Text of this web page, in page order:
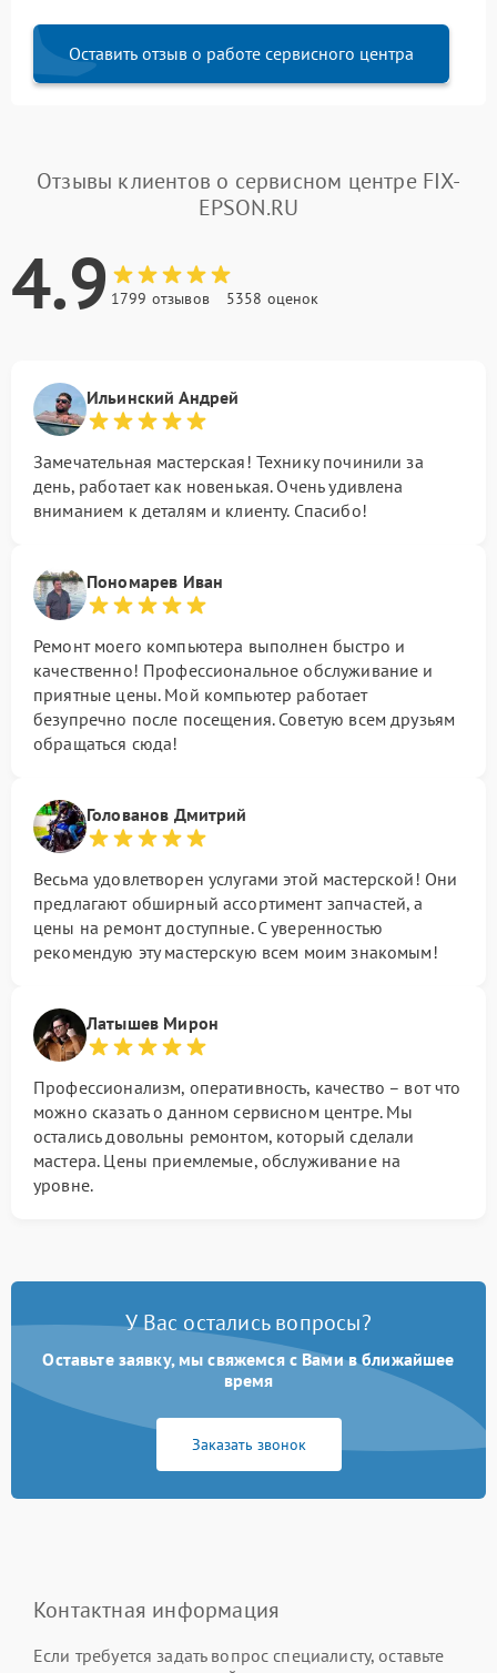
Оставить отзыв о работе сервисного центра
Отзывы клиентов о сервисном центре FIX-
EPSON.RU
4.9 1799 отзывов 5358 оценок
Ильинский Андрей
Замечательная мастерская! Технику починили за
день, работает как новенькая. Очень удивлена
вниманием к деталям и клиенту. Спасибо!
Пономарев Иван
Ремонт моего компьютера выполнен быстро и
качественно! Профессиональное обслуживание и
приятные цены. Мой компьютер работает
безупречно после посещения. Советую всем друзьям
обращаться сюда!
Голованов Дмитрий
Весьма удовлетворен услугами этой мастерской! Они
предлагают обширный ассортимент запчастей, а
цены на ремонт доступные. С уверенностью
рекомендую эту мастерскую всем моим знакомым!
Латышев Мирон
Профессионализм, оперативность, качество – вот что
можно сказать о данном сервисном центре. Мы
остались довольны ремонтом, который сделали
мастера. Цены приемлемые, обслуживание на
уровне.
У Вас остались вопросы?
Оставьте заявку, мы свяжемся с Вами в ближайшее
время
Заказать звонок
Контактная информация
Если требуется задать вопрос специалисту, оставьте